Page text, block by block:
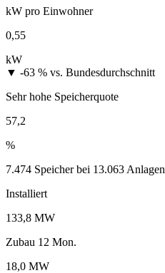
kW pro Einwohner
0,55
kW
▼ -63 % vs. Bundesdurchschnitt
Sehr hohe Speicherquote
57,2
%
7.474 Speicher bei 13.063 Anlagen
Installiert
133,8 MW
Zubau 12 Mon.
18,0 MW